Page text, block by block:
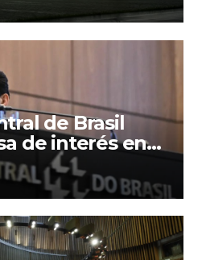
de Brasil
de interés en
el 14,0 %